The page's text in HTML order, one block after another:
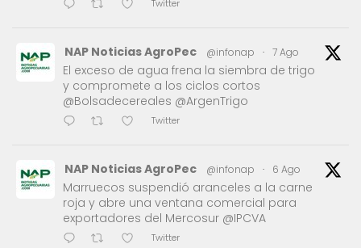
Twitter
NAP Noticias AgroPec @infonap · 7 Ago
El exceso de agua frena la siembra de trigo
y compromete a los ciclos cortos
@Bolsadecereales @ArgenTrigo
Twitter
NAP Noticias AgroPec @infonap · 6 Ago
Marruecos suspendió aranceles a la carne
roja y abre una ventana comercial para
exportadores del Mercosur @IPCVA
Twitter